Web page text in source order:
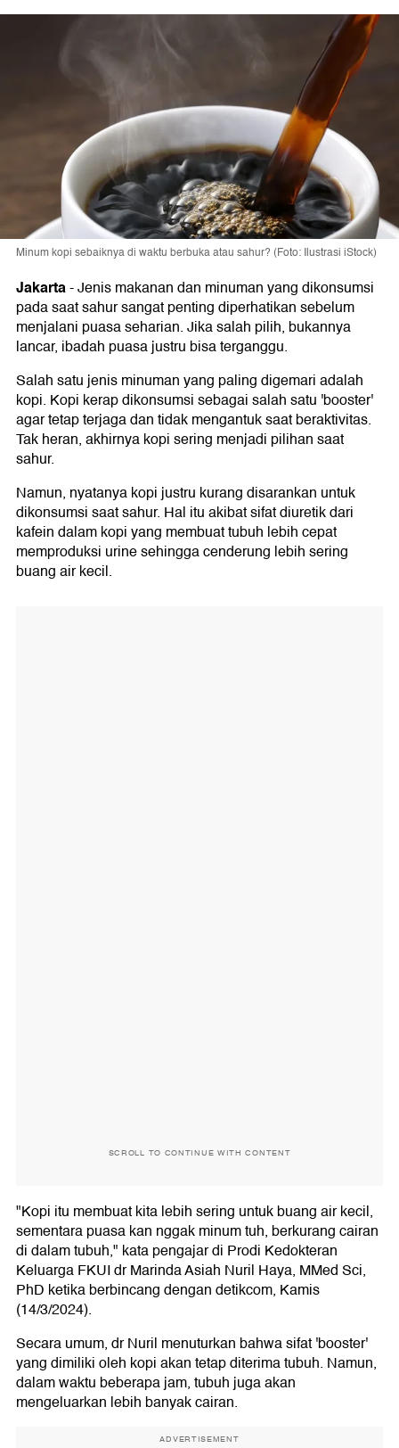
Minum kopi sebaiknya di waktu berbuka atau sahur? (Foto: Ilustrasi iStock)
Jakarta-Jenis makanan dan minuman yang dikonsumsi
pada saat sahur sangat penting diperhatikan sebelum
menjalani puasa seharian. Jika salah pilih, bukannya
lancar, ibadah puasa justru bisa terganggu.
Salah satu jenis minuman yang paling digemari adalah
kopi. Kopi kerap dikonsumsi sebagai salah satu 'booster'
agar tetap terjaga dan tidak mengantuk saat beraktivitas.
Tak heran, akhirnya kopi sering menjadi pilihan saat
sahur.
Namun, nyatanya kopi justru kurang disarankan untuk
dikonsumsi saat sahur. Hal itu akibat sifat diuretik dari
kafein dalam kopi yang membuat tubuh lebih cepat
memproduksi urine sehingga cenderung lebih sering
buang air kecil.
SCROLL TO CONTINUE WITH CONTENT
"Kopi itu membuat kita lebih sering untuk buang air kecil,
sementara puasa kan nggak minum tuh, berkurang cairan
di dalam tubuh," kata pengajar di Prodi Kedokteran
Keluarga FKUI dr Marinda Asiah Nuril Haya, MMed Sci,
PhD ketika berbincang dengan detikcom, Kamis
(14/3/2024).
Secara umum, dr Nuril menuturkan bahwa sifat 'booster'
yang dimiliki oleh kopi akan tetap diterima tubuh. Namun,
dalam waktu beberapa jam, tubuh juga akan
mengeluarkan lebih banyak cairan.
ADVERTISEMENT